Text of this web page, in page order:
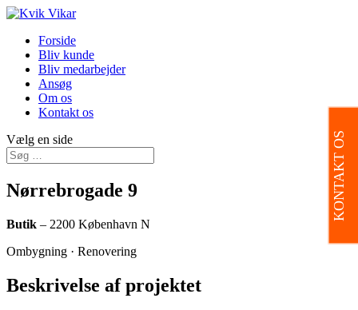
Forside
Bliv kunde
Bliv medarbejder
Ansøg
Om os
Kontakt os
Vælg en side
Nørrebrogade 9
Butik – 2200 København N
Ombygning · Renovering
Beskrivelse af projektet
KONTAKT OS